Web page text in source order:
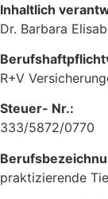
Inhaltlich
Dr. Barbara
R+V
Steuer- Nr.:
333/5872/0770
praktizierende